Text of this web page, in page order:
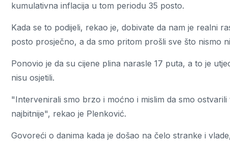
kumulativna inflacija u tom periodu 35 posto.
Kada se to podijeli, rekao je, dobivate da nam je realni
posto prosječno, a da smo pritom prošli sve što nismo
Ponovio je da su cijene plina narasle 17 puta, a to je
nisu osjetili.
"Intervenirali smo brzo i moćno i mislim da smo
najbitnije", rekao je Plenković.
Govoreći o danima kada je došao na čelo stranke i